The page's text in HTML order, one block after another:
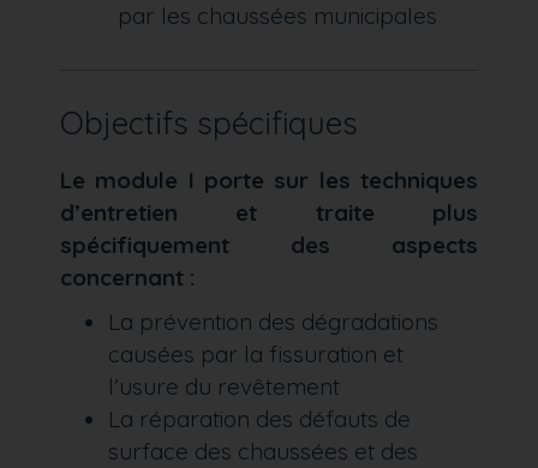
par les chaussées municipales
Objectifs spécifiques
Le module I porte sur les techniques
d’entretien et traite plus
spécifiquement des aspects
concernant :
La prévention des dégradations
causées par la fissuration et
l’usure du revêtement
La réparation des défauts de
surface des chaussées et des